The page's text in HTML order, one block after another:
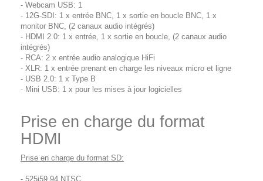
- Webcam USB: 1
- 12G-SDI: 1 x entrée BNC, 1 x sortie en boucle BNC, 1 x
monitor BNC, (2 canaux audio intégrés)
- HDMI 2.0: 1 x entrée, 1 x sortie en boucle, (2 canaux audio
intégrés)
- RCA: 2 x entrée audio analogique HiFi
- XLR: 1 x entrée prenant en charge les niveaux micro et ligne
- USB 2.0: 1 x Type B
- Mini USB: 1 x pour les mises à jour logicielles
Prise en charge du format
HDMI
Prise en charge du format SD:
- 525i59.94 NTSC